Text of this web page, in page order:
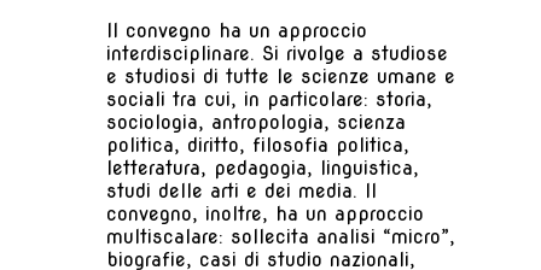
Il convegno ha un approccio
interdisciplinare. Si rivolge a studiose
e studiosi di tutte le scienze umane e
sociali tra cui, in particolare: storia,
sociologia, antropologia, scienza
politica, diritto, filosofia politica,
letteratura, pedagogia, linguistica,
studi delle arti e dei media. Il
convegno, inoltre, ha un approccio
multiscalare: sollecita analisi “micro”,
biografie, casi di studio nazionali,